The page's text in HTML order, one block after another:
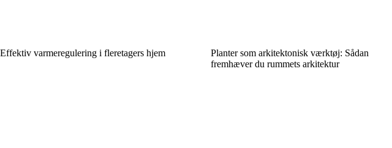
Effektiv varmeregulering i fleretagers hjem
Planter som arkitektonisk værktøj: Sådan
fremhæver du rummets arkitektur